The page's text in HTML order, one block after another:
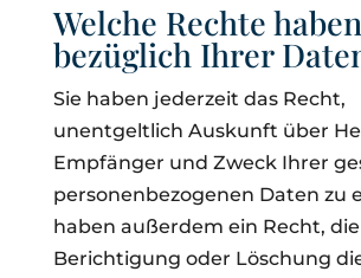
Welche Rechte
bezüglich Ihrer
Sie haben jederzeit das Recht,
unentgeltlich Auskunft über
Empfänger und Zweck Ihrer
personenbezogenen Daten zu
haben außerdem ein Recht, die
Berichtigung oder Löschung